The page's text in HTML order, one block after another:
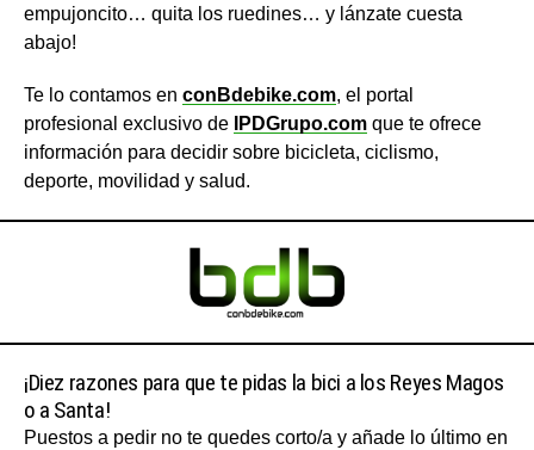
empujoncito… quita los ruedines… y lánzate cuesta
abajo!
Te lo contamos en conBdebike.com, el portal
profesional exclusivo de
IPDGrupo.com que te ofrece
información para decidir sobre bicicleta, ciclismo,
deporte, movilidad y salud.
¡Diez razones para que te pidas la bici a los Reyes Magos
o a Santa!
Puestos a pedir no te quedes corto/a y añade lo último en